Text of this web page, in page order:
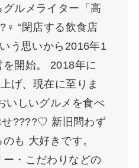
ルメライター「高
“閉店する飲食店
う思いから2016年1
を開始。 2018年に
げ、現在に至りま
いしいグルメを食べ
せ????♡ 新旧問わず
も 大好きです。
・こだわりなどの